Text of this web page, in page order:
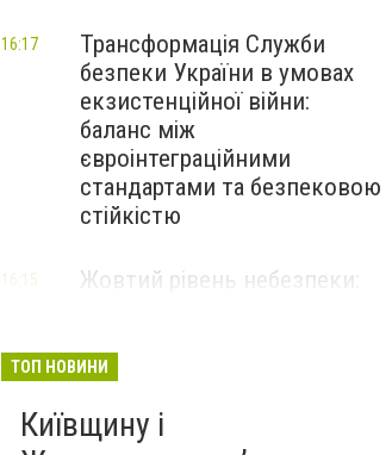
Трансформація Служби
безпеки України в умовах
екзистенційної війни:
баланс між
євроінтеграційними
стандартами та безпековою
стійкістю
16:17
Жовтий рівень небезпеки:
16:15
ТОП НОВИНИ
Київщину і